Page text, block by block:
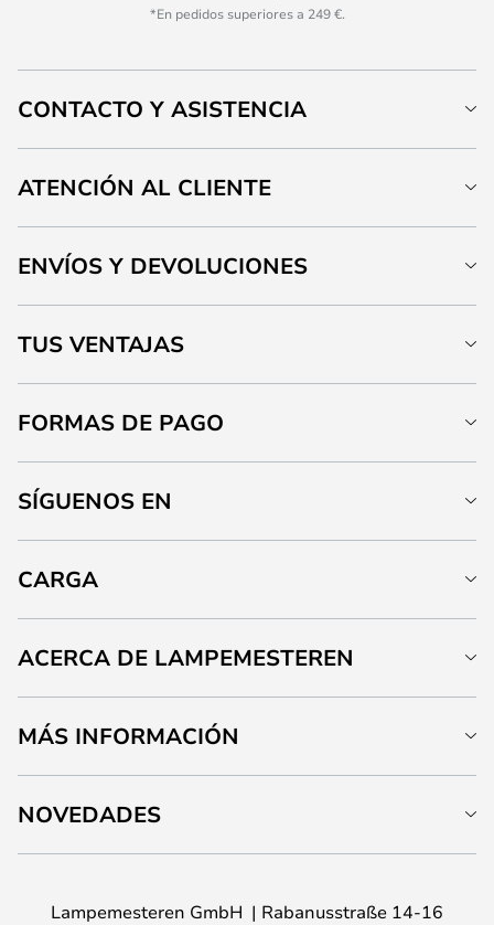
*En pedidos superiores a 249 €.
CONTACTO Y ASISTENCIA
ATENCIÓN AL CLIENTE
ENVÍOS Y DEVOLUCIONES
TUS VENTAJAS
FORMAS DE PAGO
SÍGUENOS EN
CARGA
ACERCA DE LAMPEMESTEREN
MÁS INFORMACIÓN
NOVEDADES
Lampemesteren GmbH Rabanusstraße 14-16